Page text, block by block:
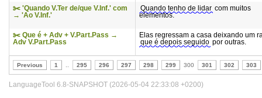
✂️ 'Quando V.Ter de/que V.Inf.' com
→ 'Ao V.Inf.'
Quando tenho de lidar com muitos
elementos.
✂️ Que é + Adv + V.Part.Pass →
Adv V.Part.Pass
Elas regressam a casa deixando um
que é depois seguido por outras.
Previous 1 295 296 297 298 299 300 301 302 303
LanguageTool 6.8-SNAPSHOT (2026-05-04 22:33:08 +0200)